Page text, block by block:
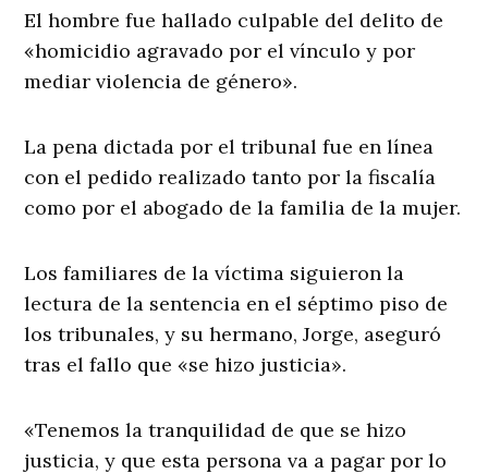
El hombre fue hallado culpable del delito de
«homicidio agravado por el vínculo y por
mediar violencia de género».
La pena dictada por el tribunal fue en línea
con el pedido realizado tanto por la fiscalía
como por el abogado de la familia de la mujer.
Los familiares de la víctima siguieron la
lectura de la sentencia en el séptimo piso de
los tribunales, y su hermano, Jorge, aseguró
tras el fallo que «se hizo justicia».
«Tenemos la tranquilidad de que se hizo
justicia, y que esta persona va a pagar por lo